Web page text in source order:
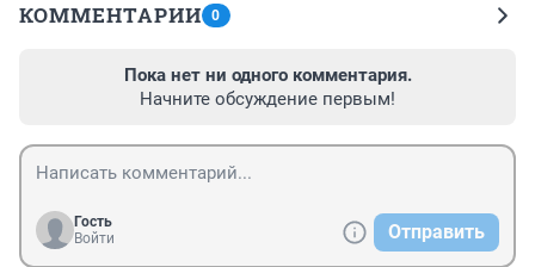
КОММЕНТАРИИ 0
Пока нет ни одного комментария.
Начните обсуждение первым!
Гость
Войти
Отправить